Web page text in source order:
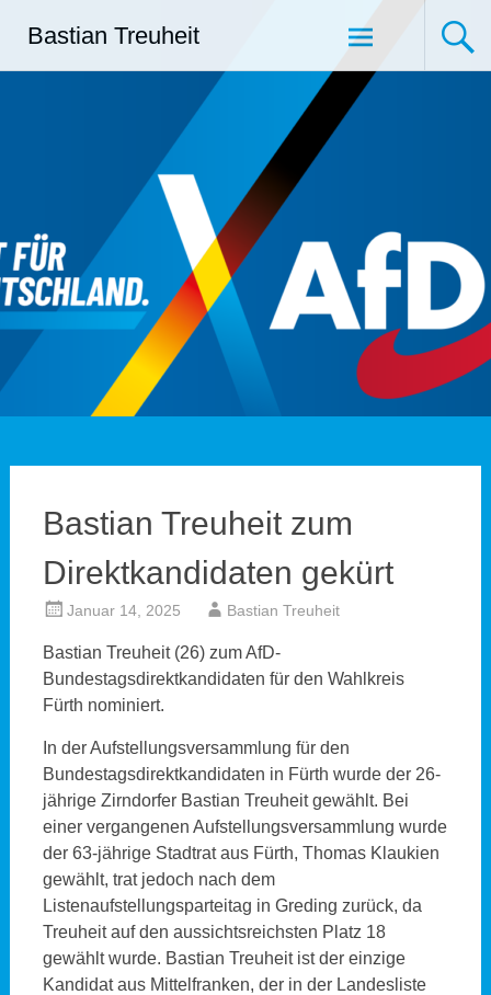
InhaltBastian Treuheit
Bastian Treuheit zum
Direktkandidaten gekürt
Januar 14, 2025 Bastian Treuheit
Bastian Treuheit (26) zum AfD-
Bundestagsdirektkandidaten für den Wahlkreis
Fürth nominiert.
In der Aufstellungsversammlung für den
Bundestagsdirektkandidaten in Fürth wurde der 26-
jährige Zirndorfer Bastian Treuheit gewählt. Bei
einer vergangenen Aufstellungsversammlung wurde
der 63-jährige Stadtrat aus Fürth, Thomas Klaukien
gewählt, trat jedoch nach dem
Listenaufstellungsparteitag in Greding zurück, da
Treuheit auf den aussichtsreichsten Platz 18
gewählt wurde. Bastian Treuheit ist der einzige
Kandidat aus Mittelfranken, der in der Landesliste